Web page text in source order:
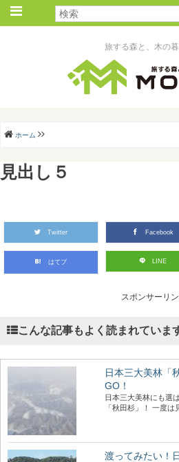
旅する森と、木の暮
ホーム
見出し５
Twitter Facebook
はてブ LINE
スポンサーリ
こんな記事もよく読まれていま
日本三大美林「
GO！
日本三大美林にも選
「秋田杉」！ 一度は
渡ってみたい！